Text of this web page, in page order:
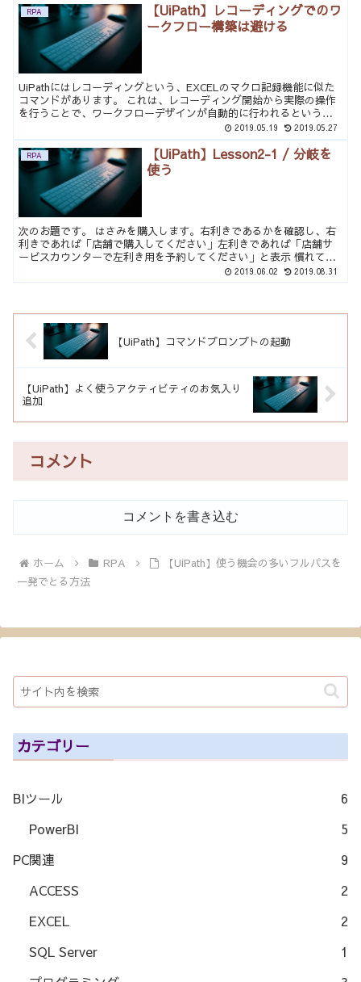
RPA
【UiPath】レコーディングでのワ
ークフロー構築は避ける
UiPathにはレコーディングという、EXCELのマクロ記録機能に似た
コマンドがあります。 これは、レコーディング開始から実際の操作
を行うことで、ワークフローデザインが自動的に行われるというも
のです。初心者に使いやすい機能のようですが、下記...
2019.05.19 2019.05.27
RPA
【UiPath】Lesson2-1 / 分岐を
使う
次のお題です。 はさみを購入します。右利きであるかを確認し、右
利きであれば「店舗で購入してください」左利きであれば「店舗サ
ービスカウンターで左利き用を予約してください」と表示 慣れてき
た頃かと思いますので、アクティビティの検索入力部の赤枠な...
2019.06.02 2019.08.31
【UiPath】コマンドプロンプトの起動
【UiPath】よく使うアクティビティのお気入り
追加
コメント
コメントを書き込む
ホーム RPA
【UiPath】使う機会の多いフルパスを
一発でとる方法
カテゴリー
BIツール
6
PowerBI
5
PC関連
9
ACCESS
2
EXCEL
2
SQL Server
1